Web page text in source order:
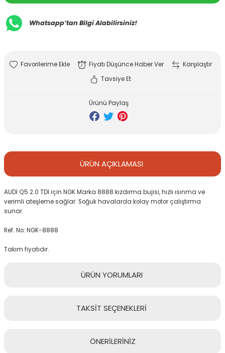
Whatsapp’tan Bilgi Alabilirsiniz!
Fiyatı Düşünce Haber Ver
Karşılaştır
Tavsiye Et
Ürünü Paylaş
ÜRÜN AÇIKLAMASI
AUDİ Q5 2.0 TDI için NGK Marka 8888 kızdırma bujisi, hızlı ısınma ve
verimli ateşleme sağlar. Soğuk havalarda kolay motor çalıştırma
sunar.
Ref. No: NGK-8888
Takım fiyatıdır.
ÜRÜN YORUMLARI
TAKSİT SEÇENEKLERİ
ÖNERİLERİNİZ